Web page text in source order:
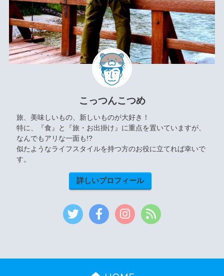
こっつんこつめ
旅、美味しいもの、新しいものが大好き！
特に、『食』と『旅・お出掛け』に重点を置いていますが、
なんでもアリな一面も!?
似たようなライフスタイルを持つ方のお役に立てれば幸いで
す。
詳しいプロフィール